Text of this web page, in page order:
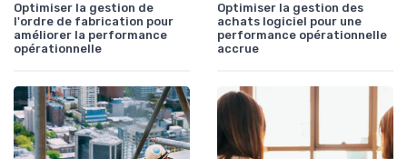
Optimiser la gestion de
l'ordre de fabrication pour
améliorer la performance
opérationnelle
Optimiser la gestion des
achats logiciel pour une
performance opérationnelle
accrue